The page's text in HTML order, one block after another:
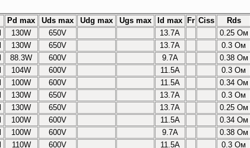
Pd max Uds max Udg max Ugs max Id max Fr Сiss Rds
130W 650V 13.7A 0.25 Ом
130W 650V 13.7A 0.3 Ом
88.3W 600V 9.7A 0.38 Ом
104W 600V 11.5A 0.3 Ом
100W 600V 11.5A 0.34 Ом
130W 650V 13.7A 0.3 Ом
130W 650V 13.7A 0.25 Ом
100W 600V 11.5A 0.34 Ом
100W 600V 9.7A 0.38 Ом
110W 600V 11.5A 0.3 Ом